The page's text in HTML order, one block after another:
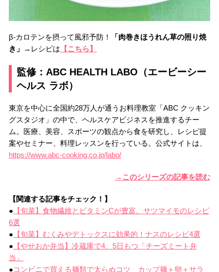
β-カロテンを摂って風邪予防！
「肉巻きほうれん草の照り焼
き」
→レシピは 【こちら】
監修：ABC HEALTH LABO（エービーシー
ヘルス ラボ）
東京を中心に全国約28万人が通うお料理教室「ABC クッキン
グスタジオ」の中で、ヘルスケアビジネスを推進するチー
ム。医療、美容、スポーツの観点から食を研究し、レシピ提
案やセミナー、料理レッスンを行っている。公式サイトは、
https://www.abc-cooking.co.jp/labo/
→このシリーズの記事を読む
【関連する記事をチェック！】
● 【旬菜】食物繊維とビタミンCが豊富。サツマイモのレシピ
6選
● 【旬菜】むくみやデトックスに効果的！ナスのレシピ4選
● 【やせおか弁当】冷蔵庫で4、5日もつ「チーズミート弁
当」
●コンビニで買える麺類で太らぬコツ カップ麺＋卵＋サラ